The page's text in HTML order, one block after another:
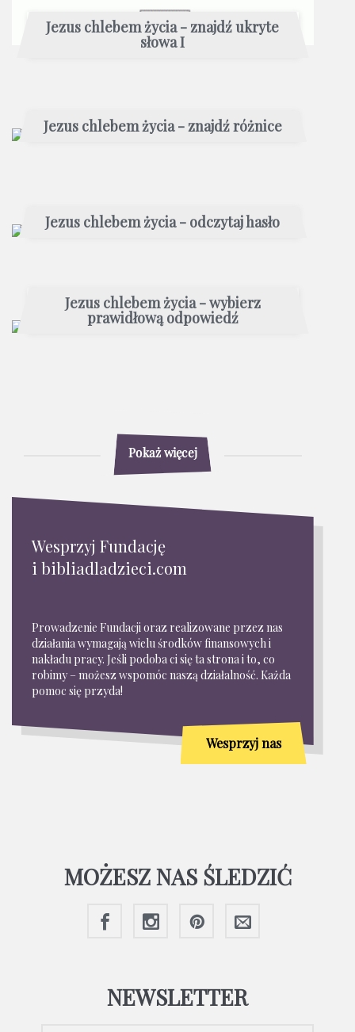
Jezus chlebem życia - znajdź ukryte
słowa I
Jezus chlebem życia - znajdź różnice
Jezus chlebem życia - odczytaj hasło
Jezus chlebem życia - wybierz
prawidłową odpowiedź
Pokaż więcej
Wesprzyj Fundację
i bibliadladzieci.com
Prowadzenie Fundacji oraz realizowane przez nas
działania wymagają wielu środków finansowych i
nakładu pracy. Jeśli podoba ci się ta strona i to, co
robimy – możesz wspomóc naszą działalność. Każda
pomoc się przyda!
Wesprzyj nas
MOŻESZ NAS ŚLEDZIĆ
NEWSLETTER